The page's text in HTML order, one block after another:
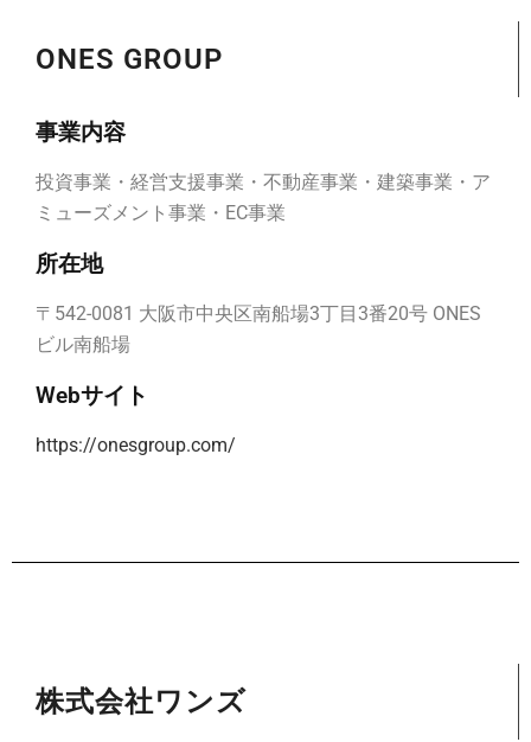
ONES GROUP
事業内容
投資事業・経営支援事業・不動産事業・建築事業・ア
ミューズメント事業・EC事業
所在地
〒542-0081 大阪市中央区南船場3丁目3番20号 ONES
ビル南船場
Webサイト
https://onesgroup.com/
株式会社ワンズ